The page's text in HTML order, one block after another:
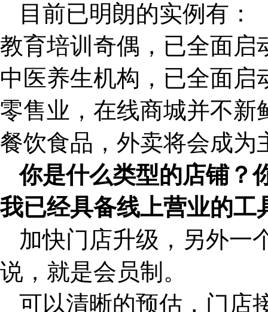
目前已明朗的实例有：
教育培训奇偶，已全面启
中医养生机构，已全面启
零售业，在线商城并不新
餐饮食品，外卖将会成
你是什么类型的店铺？
我已经具备线上营业的工
加快门店升级，另外一
说，就是会员制。
可以清晰的预估，门店